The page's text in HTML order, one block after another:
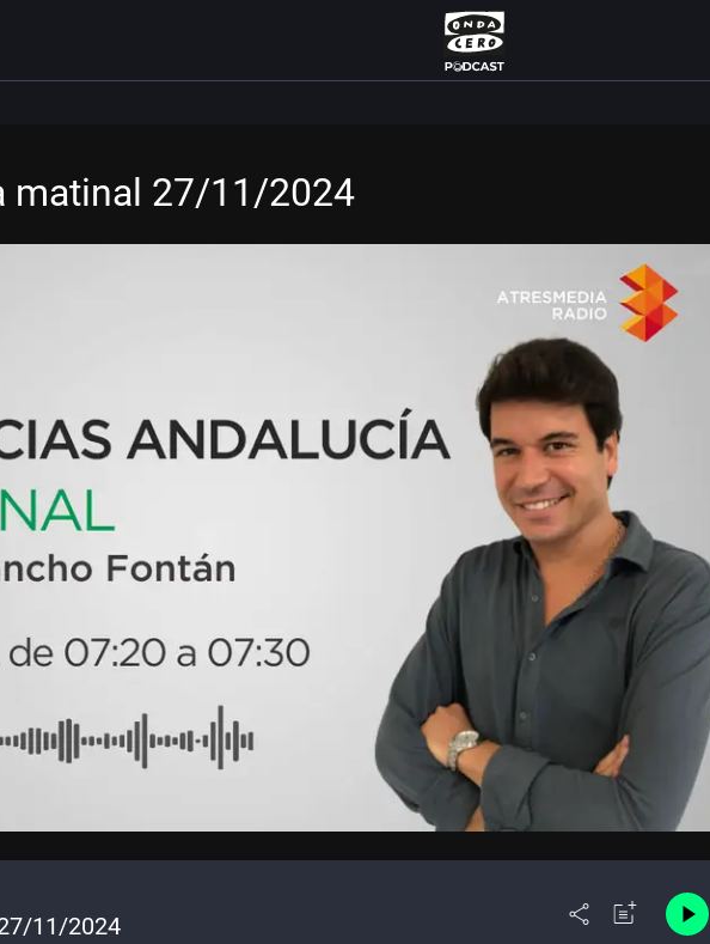
matinal 27/11/2024
11/2024